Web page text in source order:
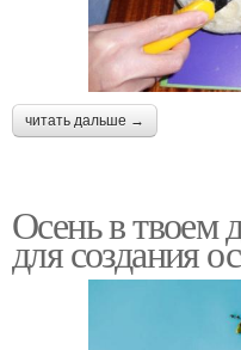
читать дальше →
Осень в твоем
для создания